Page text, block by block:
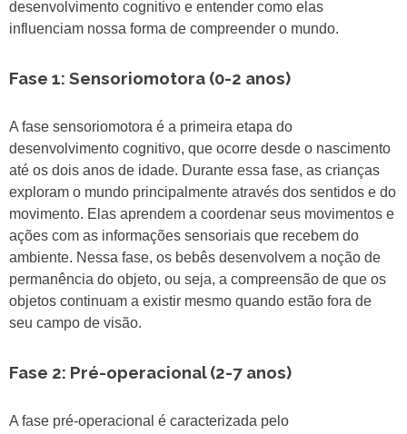
desenvolvimento cognitivo e entender como elas
influenciam nossa forma de compreender o mundo.
Fase 1: Sensoriomotora (0-2 anos)
A fase sensoriomotora é a primeira etapa do
desenvolvimento cognitivo, que ocorre desde o nascimento
até os dois anos de idade. Durante essa fase, as crianças
exploram o mundo principalmente através dos sentidos e do
movimento. Elas aprendem a coordenar seus movimentos e
ações com as informações sensoriais que recebem do
ambiente. Nessa fase, os bebês desenvolvem a noção de
permanência do objeto, ou seja, a compreensão de que os
objetos continuam a existir mesmo quando estão fora de
seu campo de visão.
Fase 2: Pré-operacional (2-7 anos)
A fase pré-operacional é caracterizada pelo